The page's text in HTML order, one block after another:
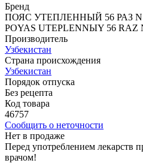
Бренд
ПОЯС УТЕПЛЕННЫЙ 56 РАЗ
POYAS UTЕPLЕNNЫY 56 RAZ
Производитель
Узбекистан
Страна происхождения
Узбекистан
Порядок отпуска
Без рецепта
Код товара
46757
Сообщить о неточности
Нет в продаже
Перед употреблением лекарств
врачом!